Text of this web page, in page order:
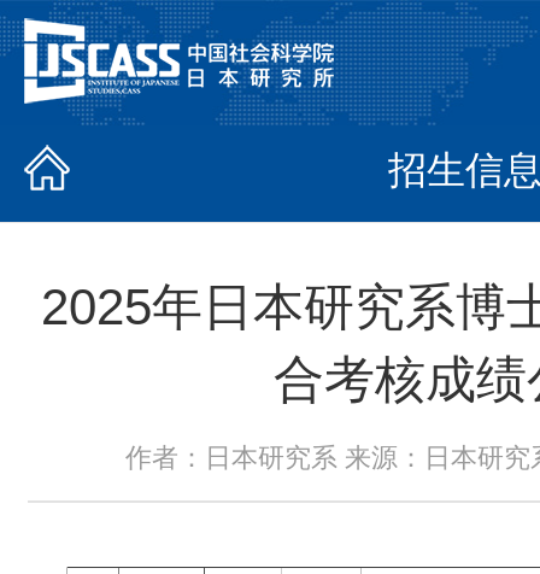
招生信
2025年日本研究系博
合考核成绩
作者：日本研究系 来源：日本研究